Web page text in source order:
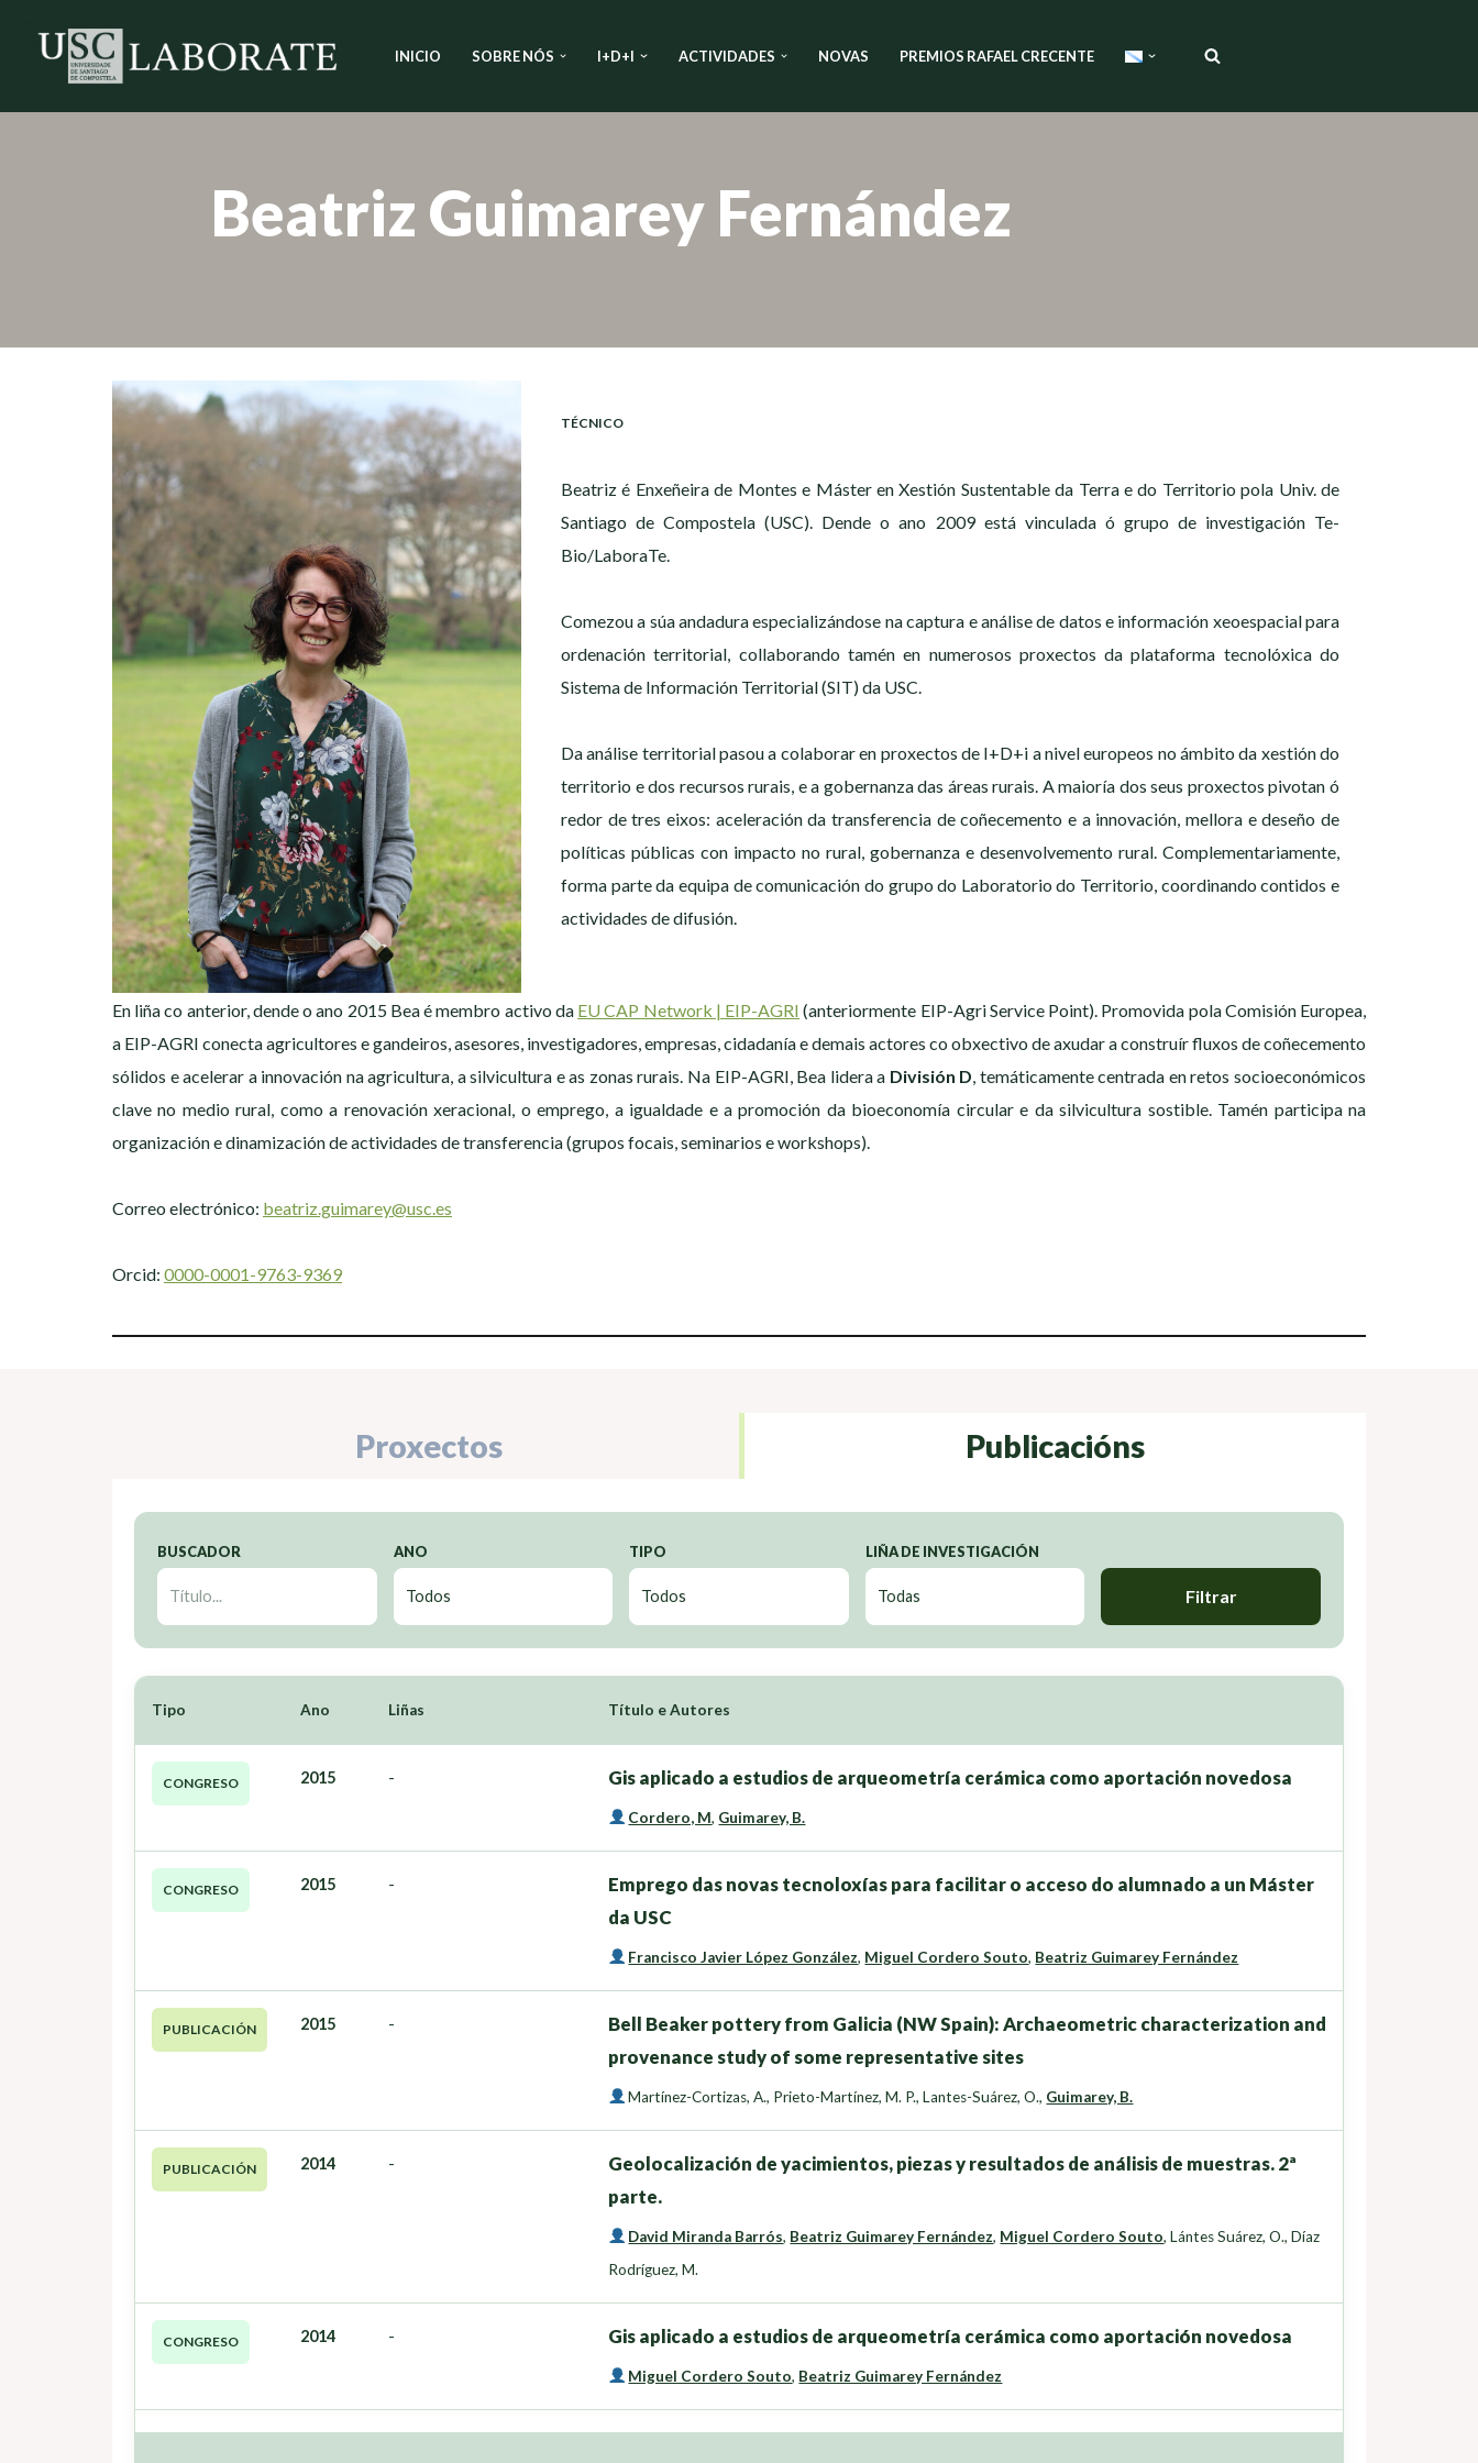
Saltar
INICIO SOBRE NÓS I+D+I ACTIVIDADES NOVAS PREMIOS RAFAEL CRECENTE
Beatriz Guimarey Fernández
TÉCNICO
Beatriz é Enxeñeira de Montes e Máster en Xestión Sustentable da Terra e do Territorio pola Univ. de
Santiago de Compostela (USC). Dende o ano 2009 está vinculada ó grupo de investigación Te-
Bio/LaboraTe.
Comezou a súa andadura especializándose na captura e análise de datos e información xeoespacial para
ordenación territorial, collaborando tamén en numerosos proxectos da plataforma tecnolóxica do
Sistema de Información Territorial (SIT) da USC.
Da análise territorial pasou a colaborar en proxectos de I+D+i a nivel europeos no ámbito da xestión do
territorio e dos recursos rurais, e a gobernanza das áreas rurais. A maioría dos seus proxectos pivotan ó
redor de tres eixos: aceleración da transferencia de coñecemento e a innovación, mellora e deseño de
políticas públicas con impacto no rural, gobernanza e desenvolvemento rural. Complementariamente,
forma parte da equipa de comunicación do grupo do Laboratorio do Territorio, coordinando contidos e
actividades de difusión.
En liña co anterior, dende o ano 2015 Bea é membro activo da EU CAP Network | EIP-AGRI (anteriormente EIP-Agri Service Point). Promovida pola Comisión Europea,
a EIP-AGRI conecta agricultores e gandeiros, asesores, investigadores, empresas, cidadanía e demais actores co obxectivo de axudar a construír fluxos de coñecemento
sólidos e acelerar a innovación na agricultura, a silvicultura e as zonas rurais. Na EIP-AGRI, Bea lidera a División D , temáticamente centrada en retos socioeconómicos
clave no medio rural, como a renovación xeracional, o emprego, a igualdade e a promoción da bioeconomía circular e da silvicultura sostible. Tamén participa na
organización e dinamización de actividades de transferencia (grupos focais, seminarios e workshops).
Correo electrónico: beatriz.guimarey@usc.es
Orcid: 0000-0001-9763-9369
Proxectos Publicacións
BUSCADOR ANO TIPO LIÑA DE INVESTIGACIÓN
Filtrar
Tipo Ano Liñas Título e Autores
CONGRESO 2015 - Gis aplicado a estudios de arqueometría cerámica como aportación novedosa
Cordero, M, Guimarey, B.
CONGRESO 2015 -
Emprego das novas tecnoloxías para facilitar o acceso do alumnado a un Máster
da USC
Francisco Javier López González, Miguel Cordero Souto, Beatriz Guimarey Fernández
PUBLICACIÓN 2015 -
Bell Beaker pottery from Galicia (NW Spain): Archaeometric characterization and
provenance study of some representative sites
Martínez-Cortizas, A., Prieto-Martínez, M. P.,Lantes-Suárez, O., Guimarey, B.
PUBLICACIÓN 2014 -
Geolocalización de yacimientos, piezas y resultados de análisis de muestras. 2ª
parte.
David Miranda Barrós, Beatriz Guimarey Fernández, Miguel Cordero Souto,Lántes Suárez, O.,Díaz
Rodríguez, M.
CONGRESO 2014 - Gis aplicado a estudios de arqueometría cerámica como aportación novedosa
Miguel Cordero Souto, Beatriz Guimarey Fernández